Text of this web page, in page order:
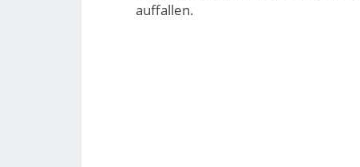
auffallen.